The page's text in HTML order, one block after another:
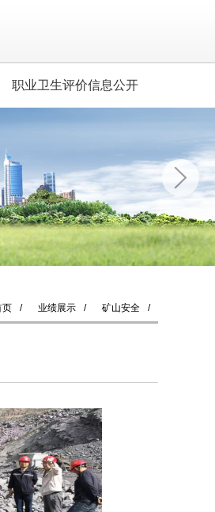
职业卫生评价信息公开
页 / 业绩展示 / 矿山安全 /